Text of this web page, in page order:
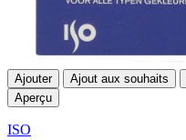
Ajouter Ajout aux souhaits
Aperçu
ISO